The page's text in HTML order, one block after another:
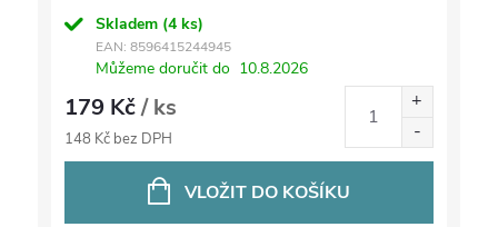
Skladem (4 ks)
EAN: 8596415244945
Můžeme doručit do 10.8.2026
179 Kč/ ks
148 Kč bez DPH
VLOŽIT DO KOŠÍKU